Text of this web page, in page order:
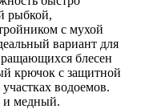
рыбкой,
с мухой
вариант для
блесен
крючок с защитной
водоемов.
и медный.